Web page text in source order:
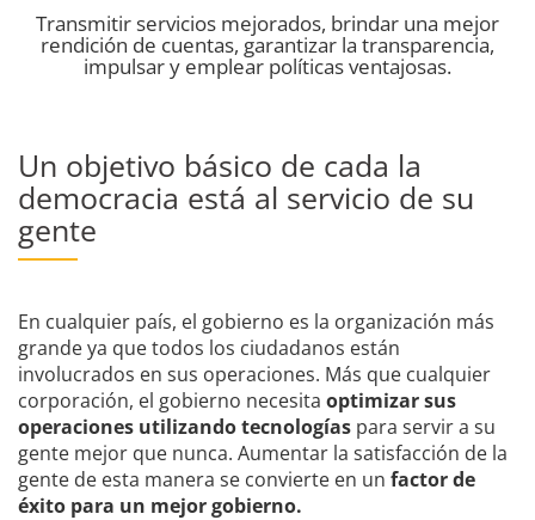
Transmitir servicios mejorados, brindar una mejor
rendición de cuentas, garantizar la transparencia,
impulsar y emplear políticas ventajosas.
Un objetivo básico de cada la
democracia está al servicio de su
gente
En cualquier país, el gobierno es la organización más
grande ya que todos los ciudadanos están
involucrados en sus operaciones. Más que cualquier
corporación, el gobierno necesita optimizar sus
operaciones utilizando tecnologías para servir a su
gente mejor que nunca. Aumentar la satisfacción de la
gente de esta manera se convierte en un factor de
éxito para un mejor gobierno.